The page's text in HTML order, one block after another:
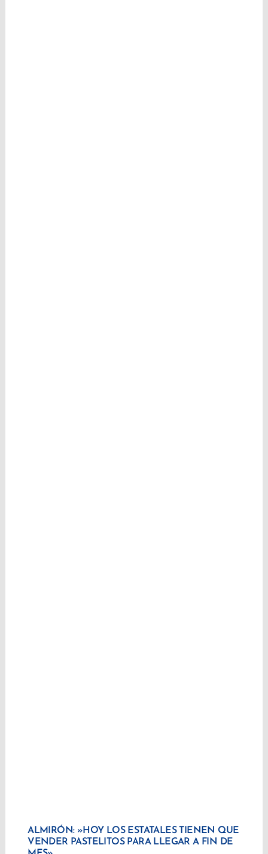
ALMIRÓN: »HOY LOS ESTATALES TIENEN QUE
VENDER PASTELITOS PARA LLEGAR A FIN DE